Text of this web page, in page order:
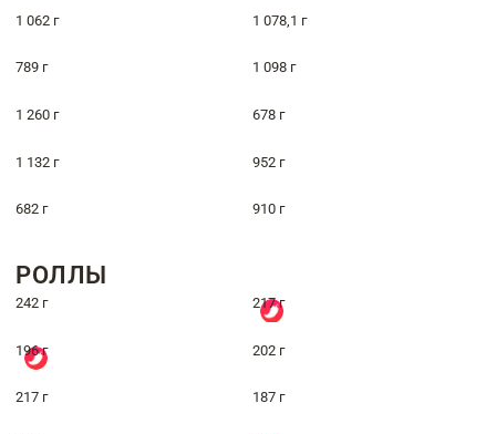
1 062 г 1 078,1 г
789 г 1 098 г
1 260 г 678 г
1 132 г 952 г
682 г 910 г
РОЛЛЫ
242 г 217 г
196 г 202 г
217 г 187 г